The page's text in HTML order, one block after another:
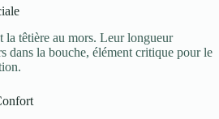
la têtière au mors. Leur longueur
dans la bouche, élément critique pour le